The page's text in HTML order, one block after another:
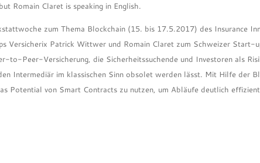
Romain Claret is speaking in English.
zum Thema Blockchain (15. bis 17.5.2017) des Insurance
Versicherix Patrick Wittwer und Romain Claret zum Schweizer Start-
to-Peer-Versicherung, die Sicherheitssuchende und Investoren als
Intermediär im klassischen Sinn obsolet werden lässt. Mit Hilfe der
Potential von Smart Contracts zu nutzen, um Abläufe deutlich